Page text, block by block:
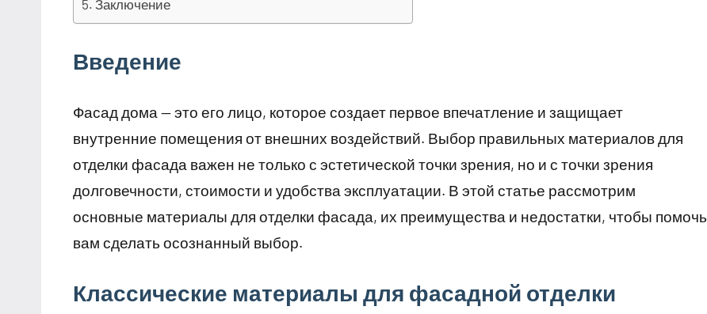
Заключение
Введение
Фасад дома — это его лицо, которое создает первое впечатление и защищает
внутренние помещения от внешних воздействий. Выбор правильных материалов для
отделки фасада важен не только с эстетической точки зрения, но и с точки зрения
долговечности, стоимости и удобства эксплуатации. В этой статье рассмотрим
основные материалы для отделки фасада, их преимущества и недостатки, чтобы помочь
вам сделать осознанный выбор.
Классические материалы для фасадной отделки